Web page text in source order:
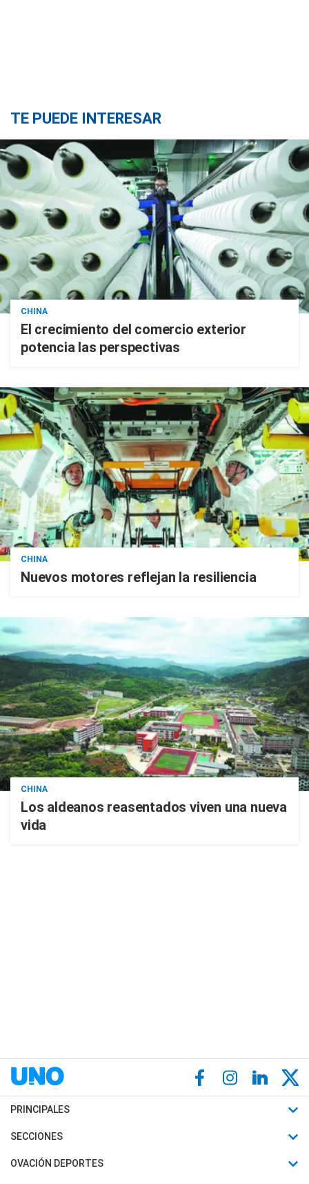
TE PUEDE INTERESAR
CHINA
El crecimiento del comercio exterior
potencia las perspectivas
CHINA
Nuevos motores reflejan la resiliencia
CHINA
Los aldeanos reasentados viven una nueva
vida
PRINCIPALES
Últimas Noticias
Política
SECCIONES
Horóscopo
OVACIÓN DEPORTES